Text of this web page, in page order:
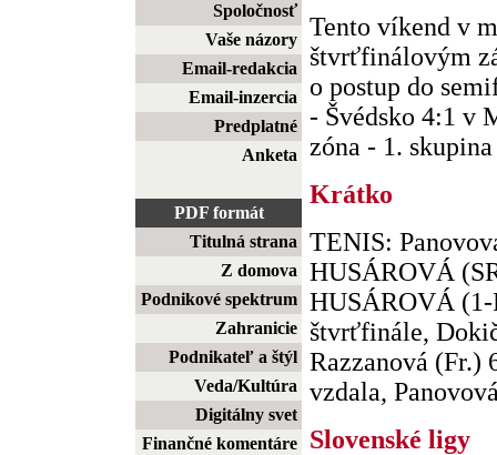
Spoločnosť
Vaše názory
Email-redakcia
Email-inzercia
Predplatné
Anketa
PDF formát
Titulná strana
Z domova
Podnikové spektrum
Zahranicie
Podnikateľ a štýl
Veda/Kultúra
Digitálny svet
Finančné komentáre
Tento víkend v
štvrťfinálovým
o postup do
- Švédsko 4:1 v
zóna - 1.
Krátko
TENIS:
HUSÁROVÁ
HUSÁROVÁ (1-
štvrťfinále,
Razzanová (Fr.)
vzdala,
Slovenské ligy